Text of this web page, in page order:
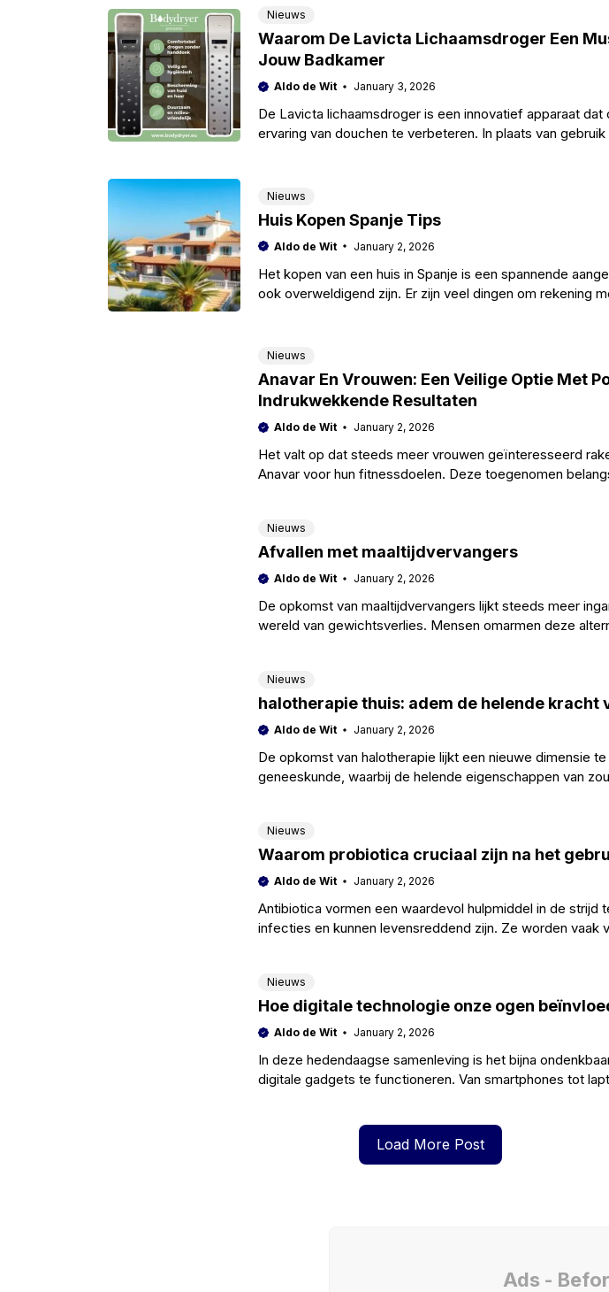
Nieuws
Waarom De Lavicta Lichaamsdroger Een
Jouw Badkamer
Aldo de Wit January 3, 2026
De Lavicta lichaamsdroger is een innovatief apparaat
ervaring van douchen te verbeteren. In plaats van gebruik
Nieuws
Huis Kopen Spanje Tips
Aldo de Wit January 2, 2026
Het kopen van een huis in Spanje is een spannende
ook overweldigend zijn. Er zijn veel dingen om rekening
Nieuws
Anavar En Vrouwen: Een Veilige Optie Met
Indrukwekkende Resultaten
Aldo de Wit January 2, 2026
Het valt op dat steeds meer vrouwen geïnteresseerd
Anavar voor hun fitnessdoelen. Deze toegenomen
Nieuws
Afvallen met maaltijdvervangers
Aldo de Wit January 2, 2026
De opkomst van maaltijdvervangers lijkt steeds meer
wereld van gewichtsverlies. Mensen omarmen deze
Nieuws
halotherapie thuis: adem de helende kracht
Aldo de Wit January 2, 2026
De opkomst van halotherapie lijkt een nieuwe dimensie
geneeskunde, waarbij de helende eigenschappen van
Nieuws
Waarom probiotica cruciaal zijn na het
Aldo de Wit January 2, 2026
Antibiotica vormen een waardevol hulpmiddel in de strijd
infecties en kunnen levensreddend zijn. Ze worden vaak
Nieuws
Hoe digitale technologie onze ogen
Aldo de Wit January 2, 2026
In deze hedendaagse samenleving is het bijna
digitale gadgets te functioneren. Van smartphones tot
Load More Post
Ads -